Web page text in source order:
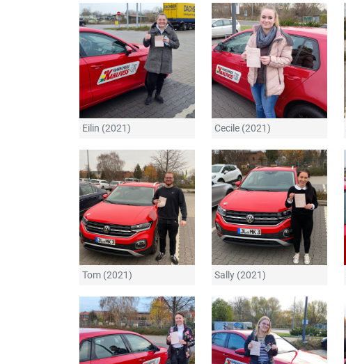
Eilin (2021) Cecile (2021)
Tom (2021) Sally (2021)